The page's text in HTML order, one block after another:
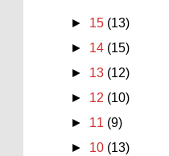
► 15 (13)
► 14 (15)
► 13 (12)
► 12 (10)
► 11 (9)
► 10 (13)